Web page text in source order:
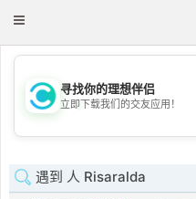
Toggle
💖
💕
寻找你的理想伴侣
立即下载我们的交友应用！
遇到 人 Risaralda